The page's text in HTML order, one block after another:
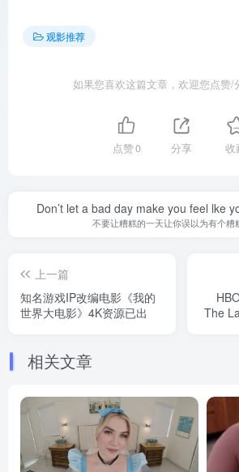
观影推荐
如果您喜欢这篇文章，欢迎您点赞/
点赞0 分享 收
Don’t let a bad day make you feel lke
不要让糟糕的一天让你误以为有个糟
上一篇
知名游戏IP改编电影《我的
世界大电影》4K资源已出
The
相关文章